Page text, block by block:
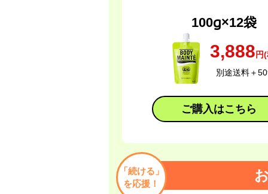
100g×12袋
3,888 円
別途送料＋
ご購入はこちら
お
「続ける」
を応援！